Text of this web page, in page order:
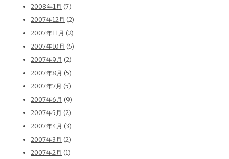
2008年1月 (7)
2007年12月 (2)
2007年11月 (2)
2007年10月 (5)
2007年9月 (2)
2007年8月 (5)
2007年7月 (5)
2007年6月 (9)
2007年5月 (2)
2007年4月 (3)
2007年3月 (2)
2007年2月 (1)